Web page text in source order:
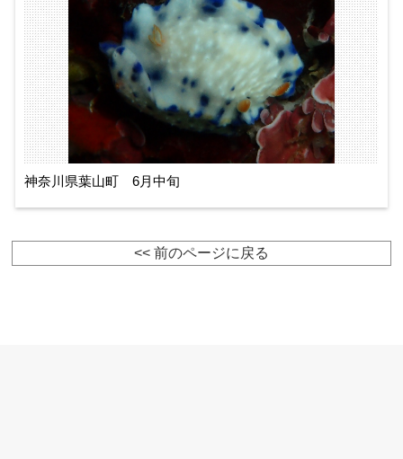
神奈川県葉山町 6月中旬
<< 前のページに戻る